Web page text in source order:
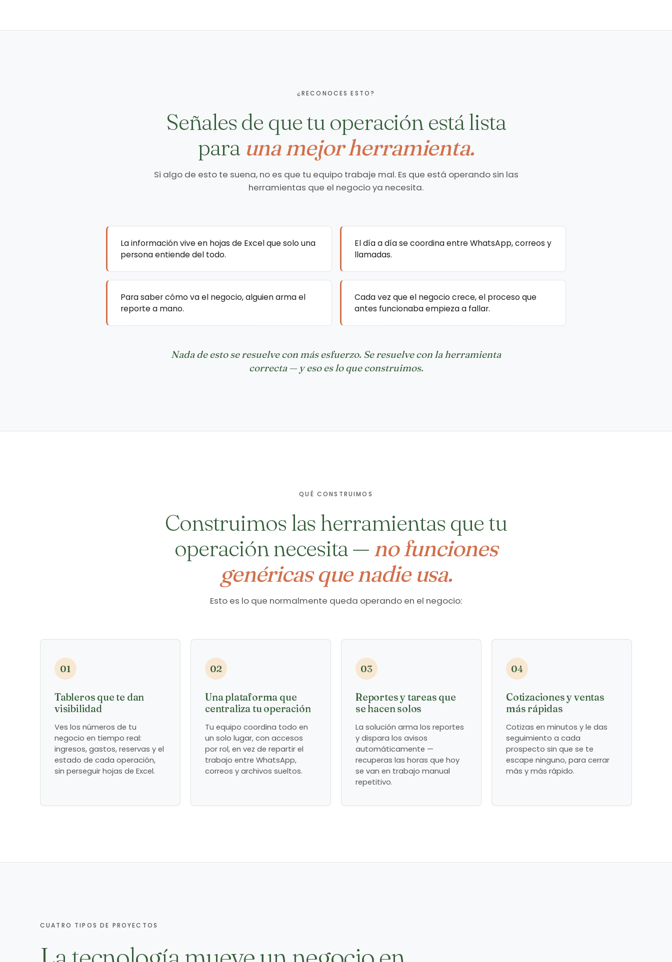
¿RECONOCES ESTO?
Señales de que tu operación está lista
para una mejor herramienta.
Si algo de esto te suena, no es que tu equipo trabaje mal. Es que está operando sin las
herramientas que el negocio ya necesita.
La información vive en hojas de Excel que solo una
persona entiende del todo.
El día a día se coordina entre WhatsApp, correos y
llamadas.
Para saber cómo va el negocio, alguien arma el
reporte a mano.
Cada vez que el negocio crece, el proceso que
antes funcionaba empieza a fallar.
Nada de esto se resuelve con más esfuerzo. Se resuelve con la herramienta
correcta — y eso es lo que construimos.
QUÉ CONSTRUIMOS
Construimos las herramientas que tu
operación necesita — no funciones
genéricas que nadie usa.
Esto es lo que normalmente queda operando en el negocio:
01
Tableros que te dan
visibilidad
Ves los números de tu
negocio en tiempo real:
ingresos, gastos, reservas y el
estado de cada operación,
sin perseguir hojas de Excel.
02
Una plataforma que
centraliza tu operación
Tu equipo coordina todo en
un solo lugar, con accesos
por rol, en vez de repartir el
trabajo entre WhatsApp,
correos y archivos sueltos.
03
Reportes y tareas que
se hacen solos
La solución arma los reportes
y dispara los avisos
automáticamente —
recuperas las horas que hoy
se van en trabajo manual
repetitivo.
04
Cotizaciones y ventas
más rápidas
Cotizas en minutos y le das
seguimiento a cada
prospecto sin que se te
escape ninguno, para cerrar
más y más rápido.
CUATRO TIPOS DE PROYECTOS